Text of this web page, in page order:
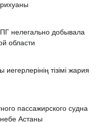
нелегально добывала
области
иегерлерінің тізімі жария
пассажирского судна
Астаны